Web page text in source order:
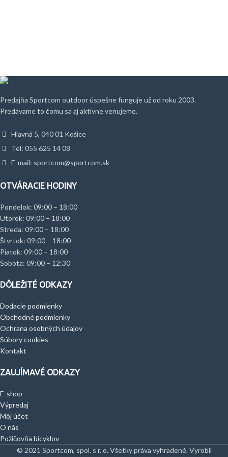
Predajňa Sportcom outdoor úspešne funguje už od roku 2003.
Predávame to čomu sa aj aktívne venujeme.
Hlavná 5, 040 01 Košice
Tel: 055 625 14 08
E-mail: sportcom@sportcom.sk
OTVÁRACIE HODINY
Pondelok: 09:00 – 18:00
Utorok: 09:00 – 18:00
Streda: 09:00 – 18:00
Štvrtok: 09:00 – 18:00
Piatok: 09:00 – 18:00
Sobota: 09:00 – 12:30
DÔLEŽITÉ ODKAZY
Dodacie podmienky
Obchodné podmienky
Ochrana osobných údajov
Súbory cookies
Kontakt
ZAUJÍMAVÉ ODKAZY
E-shop
Výpredaj
Môj účet
O nás
Požičovňa bicyklov
© 2021 Sportcom, spol. s r. o. Všetky práva vyhradené. Vyrobil